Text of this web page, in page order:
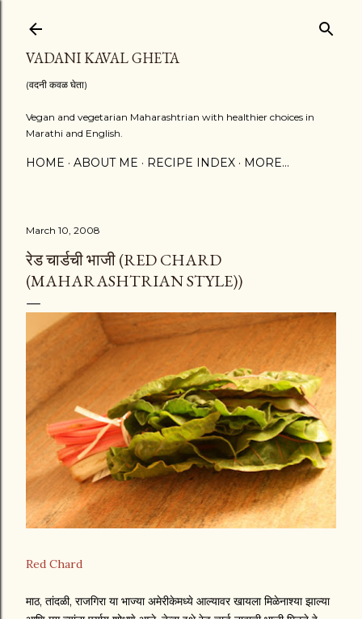
VADANI KAVAL GHETA
(वदनी कवळ घेता)
Vegan and vegetarian Maharashtrian with healthier choices in
Marathi and English.
HOME ABOUT ME RECIPE INDEX MORE…
March 10, 2008
रेड चार्डची भाजी (RED CHARD
(MAHARASHTRIAN STYLE))
Red Chard
माठ, तांदळी, राजगिरा या भाज्या अमेरीकेमध्ये आल्यावर खायला मिळेनाश्या झाल्या